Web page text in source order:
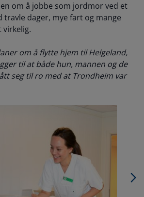
om å jobbe som jordmor ved et
travle dager, mye fart og mange
virkelig.
om å flytte hjem til Helgeland,
til at både hun, mannen og de
seg til ro med at Trondheim var